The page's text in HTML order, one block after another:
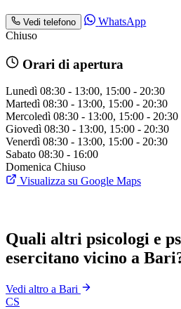
Vedi telefono
WhatsApp
Chiuso
Orari di apertura
Lunedì 08:30 - 13:00, 15:00 - 20:30
Martedì 08:30 - 13:00, 15:00 - 20:30
Mercoledì 08:30 - 13:00, 15:00 - 20:30
Giovedì 08:30 - 13:00, 15:00 - 20:30
Venerdì 08:30 - 13:00, 15:00 - 20:30
Sabato 08:30 - 16:00
Domenica Chiuso
Visualizza su Google Maps
Quali altri psicologi e
esercitano vicino a
Vedi altro a Bari
CS